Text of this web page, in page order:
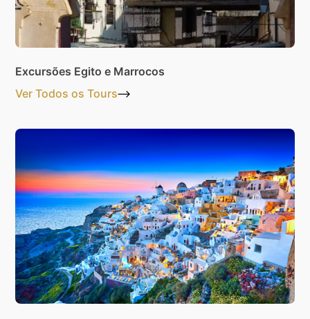
Excursões Egito e Marrocos
Ver Todos os Tours